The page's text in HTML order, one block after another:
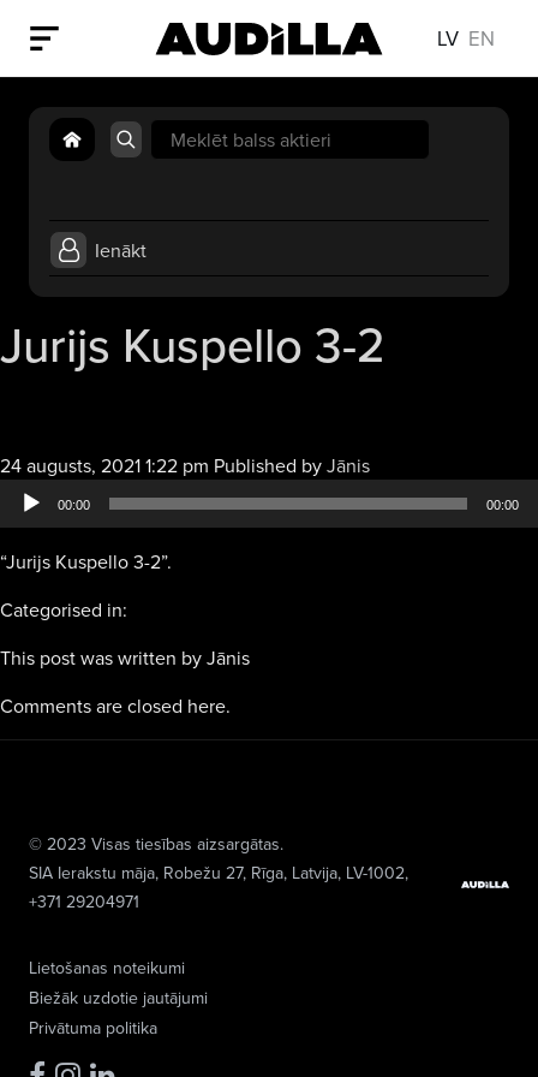
LV EN
Search
for:
Ienākt
Jurijs Kuspello 3-2
24 augusts, 2021 1:22 pm Published byJānisAudio
atskaņotājs
00:00 00:00
“Jurijs Kuspello 3-2”.
Categorised in:
This post was written by Jānis
Comments are closed here.
Lietošanas noteikumi
Biežāk uzdotie jautājumi
Privātuma politika
© 2023 Visas tiesības aizsargātas.
SIA Ierakstu māja, Robežu 27, Rīga, Latvija, LV-1002,
+371 29204971